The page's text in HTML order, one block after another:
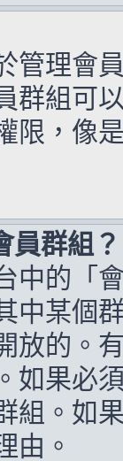
管理會
群組可
限，像
員群組？
中的「
中某個
放的。
如果必
組。如
由。